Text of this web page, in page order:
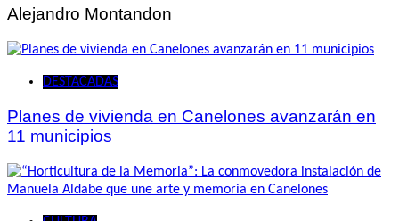
Alejandro Montandon
DESTACADAS
Planes de vivienda en Canelones avanzarán en
11 municipios